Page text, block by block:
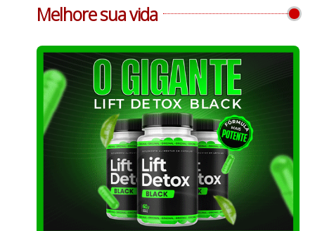
Melhore sua vida